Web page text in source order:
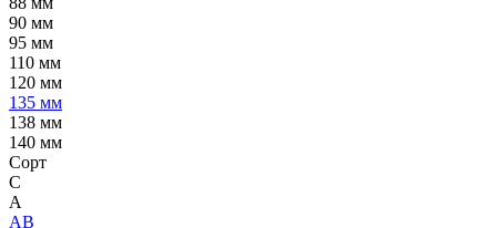
90 мм
95 мм
110 мм
120 мм
135 мм
138 мм
140 мм
Сорт
C
А
АВ